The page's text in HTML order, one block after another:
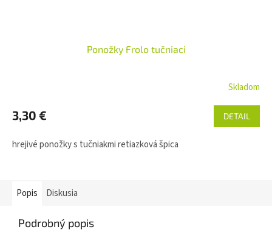
Ponožky Frolo tučniaci
Skladom
3,30 € DETAIL
hrejivé ponožky s tučniakmi retiazková špica
Popis Diskusia
Podrobný popis